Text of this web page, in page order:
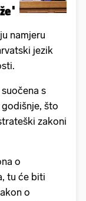
namjeru
jezik
s
što
zakoni
o
tu će biti
o